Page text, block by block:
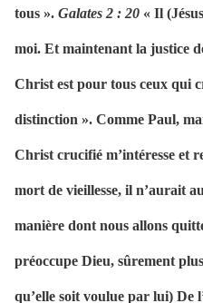
tous ». Galates 2 : 20 « Il
moi. Et maintenant la justice
Christ est pour tous ceux qui
distinction ». Comme Paul,
Christ crucifié m’intéresse et
mort de vieillesse, il n’aurait
manière dont nous allons
préoccupe Dieu, sûrement
qu’elle soit voulue par lui) De